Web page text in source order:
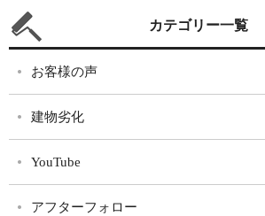
カテゴリー一覧
お客様の声
建物劣化
YouTube
アフターフォロー